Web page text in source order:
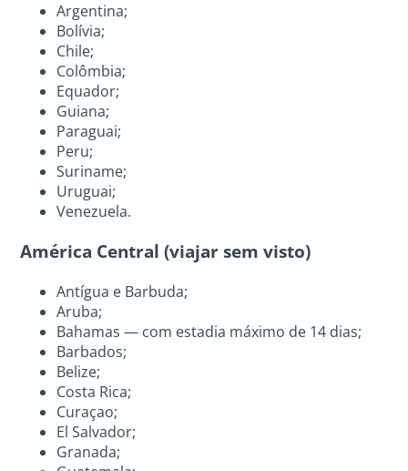
Argentina;
Bolívia;
Chile;
Colômbia;
Equador;
Guiana;
Paraguai;
Peru;
Suriname;
Uruguai;
Venezuela.
América Central (viajar sem visto)
Antígua e Barbuda;
Aruba;
Bahamas — com estadia máximo de 14 dias;
Barbados;
Belize;
Costa Rica;
Curaçao;
El Salvador;
Granada;